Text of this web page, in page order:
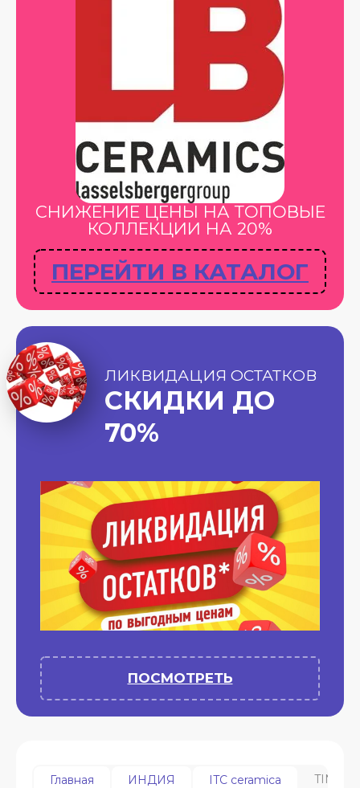
СНИЖЕНИЕ ЦЕНЫ НА ТОПОВЫЕ
КОЛЛЕКЦИИ НА 20%
ПЕРЕЙТИ В КАТАЛОГ
ЛИКВИДАЦИЯ ОСТАТКОВ
СКИДКИ ДО
70%
ПОСМОТРЕТЬ
Главная ИНДИЯ ITC ceramica